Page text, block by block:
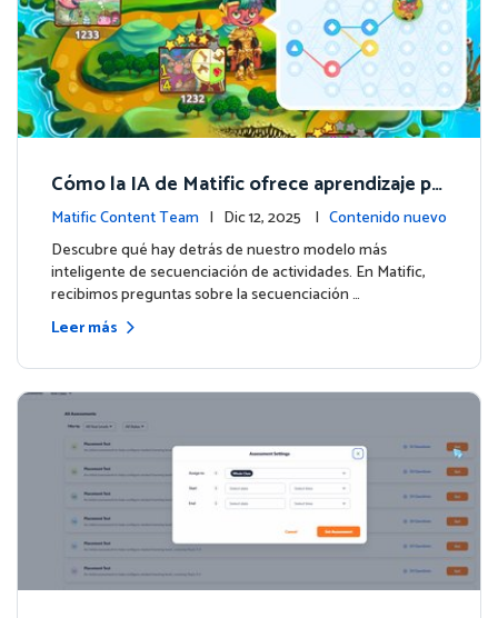
Cómo la IA de Matific ofrece aprendizaje pe
rsonalizado en la Isla de Aventuras
Matific Content Team | Dic 12, 2025 | Contenido nuevo
Descubre qué hay detrás de nuestro modelo más
inteligente de secuenciación de actividades. En Matific,
recibimos preguntas sobre la secuenciación …
Leer más